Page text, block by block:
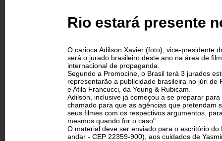
Rio estará presente
O carioca Adilson Xavier (foto), vice-presidente
será o jurado brasileiro deste ano na área de
internacional de propaganda.
Segundo a Promocine, o Brasil terá 3 jurados
representarão a publicidade brasileira no júri de
e Atila Francucci, da Young & Rubicam.
Adilson, inclusive já começou a se preparar
chamado para que as agências que pretendam
seus filmes com os respectivos argumentos,
mesmos quando for o caso".
O material deve ser enviado para o escritório
andar - CEP 22359-900), aos cuidados de